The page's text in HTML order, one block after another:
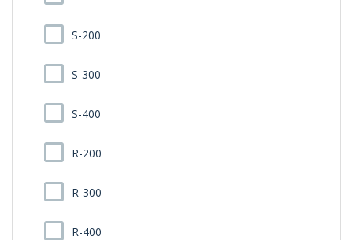
S-200
S-300
S-400
R-200
R-300
R-400